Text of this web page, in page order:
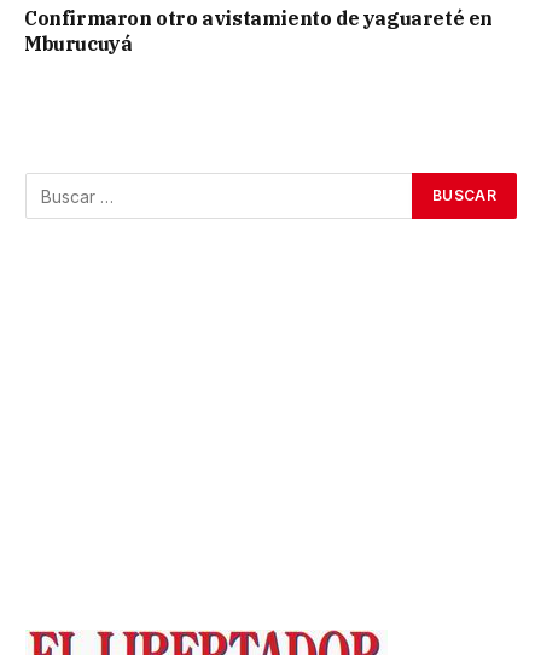
Confirmaron otro avistamiento de yaguareté en
Mburucuyá